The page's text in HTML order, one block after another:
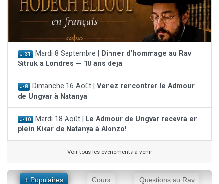
J-31 Mardi 8 Septembre |
Dinner d'hommage au Rav
Sitruk à Londres — 10 ans déjà
J-8 Dimanche 16 Août | Venez rencontrer le Admour
de Ungvar à Natanya!
J-10 Mardi 18 Août |
Le Admour de Ungvar recevra en
plein Kikar de Natanya à Alonzo!
Voir tous les événements à venir
+ Populaires Cours Questions au Rav